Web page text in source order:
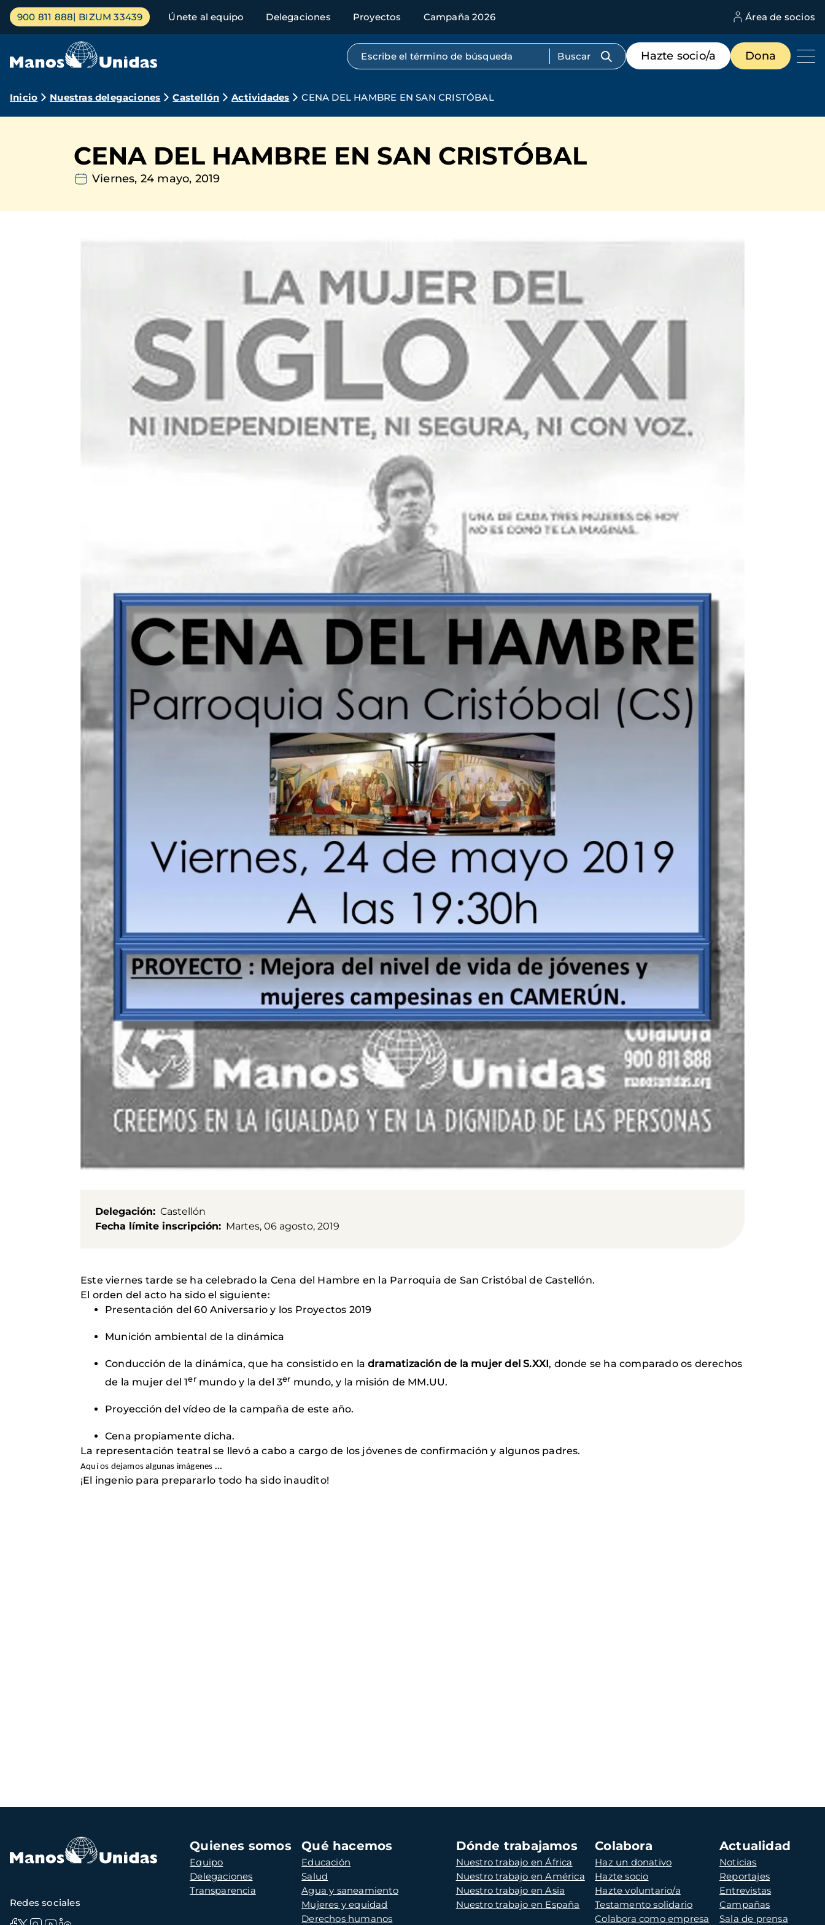
Pasar
contenido
Menú
principal
900 811 888 BIZUM 33439 Únete al equipo Delegaciones Proyectos Campaña 2026 Área de socios
Búsqueda por texto completo
Menú
de
destacados
Hazte socio/a Dona
Ruta
navegación
Inicio Nuestras delegaciones Castellón Actividades CENA DEL HAMBRE EN SAN CRISTÓBAL
CENA DEL HAMBRE EN SAN CRISTÓBAL
Viernes, 24 mayo, 2019
Delegación
Castellón
Fecha límite inscripción
Martes, 06 agosto, 2019
Este viernes tarde se ha celebrado la Cena del Hambre en la Parroquia de San Cristóbal de Castellón.
El orden del acto ha sido el siguiente:
Presentación del 60 Aniversario y los Proyectos 2019
Munición ambiental de la dinámica
Conducción de la dinámica, que ha consistido en ladramatización de la mujer del S.XXI, donde se ha comparado os derechos
de la mujer del 1ermundo y la del 3er mundo, y la misión de MM.UU.
Proyección del vídeo de la campaña de este año.
Cena propiamente dicha.
La representación teatral se llevó a cabo a cargo de los jóvenes de confirmación y algunos padres.
Aquí os dejamos algunas imágenes ...
¡El ingenio para prepararlo todo ha sido inaudito!
Navegación
principal
Quienes somos
Equipo
Delegaciones
Transparencia
Qué hacemos
Educación
Salud
Agua y saneamiento
Mujeres y equidad
Derechos humanos
Dónde trabajamos
Nuestro trabajo en África
Nuestro trabajo en América
Nuestro trabajo en Asia
Nuestro trabajo en España
Colabora
Haz un donativo
Hazte socio
Hazte voluntario/a
Testamento solidario
Colabora como empresa
Actualidad
Noticias
Reportajes
Entrevistas
Campañas
Sala de prensa
Redes sociales